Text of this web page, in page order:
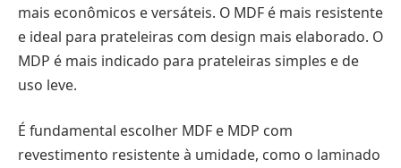
mais econômicos e versáteis. O MDF é mais resistente
e ideal para prateleiras com design mais elaborado. O
MDP é mais indicado para prateleiras simples e de
uso leve.
É fundamental escolher MDF e MDP com
revestimento resistente à umidade, como o laminado